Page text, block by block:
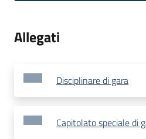
Allegati
Disciplinare di gara
Capitolato speciale di